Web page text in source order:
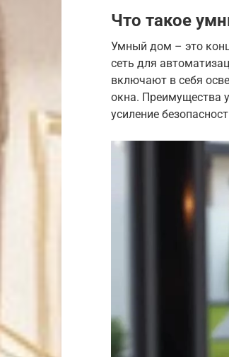
Что такое
Умный дом – это
сеть для
включают в себя
окна. Преимущества
усиление